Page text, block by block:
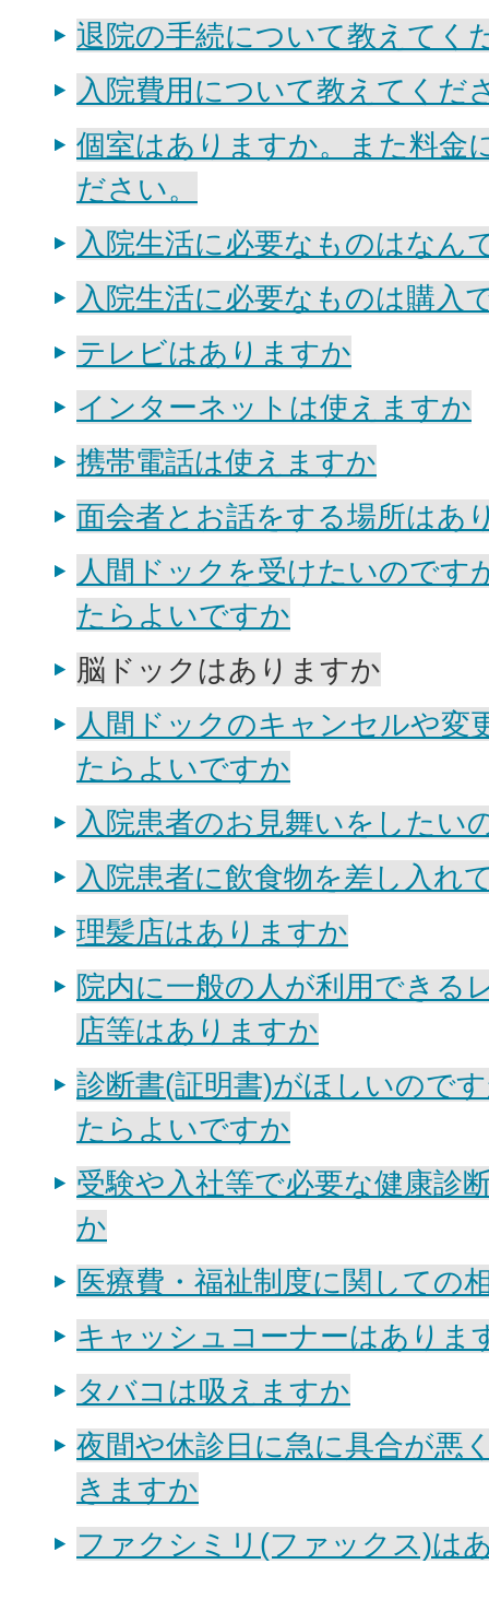
退院の手続について教えてく
入院費用について教えてくだ
個室はありますか。また料金
ださい。
入院生活に必要なものはなん
入院生活に必要なものは購入
テレビはありますか
インターネットは使えますか
携帯電話は使えますか
面会者とお話をする場所はあ
人間ドックを受けたいのです
たらよいですか
脳ドックはありますか
人間ドックのキャンセルや変
たらよいですか
入院患者のお見舞いをしたい
入院患者に飲食物を差し入れ
理髪店はありますか
院内に一般の人が利用できる
店等はありますか
診断書(証明書)がほしいので
たらよいですか
受験や入社等で必要な健康診
か
医療費・福祉制度に関しての
キャッシュコーナーはありま
タバコは吸えますか
夜間や休診日に急に具合が悪
きますか
ファクシミリ(ファックス)は